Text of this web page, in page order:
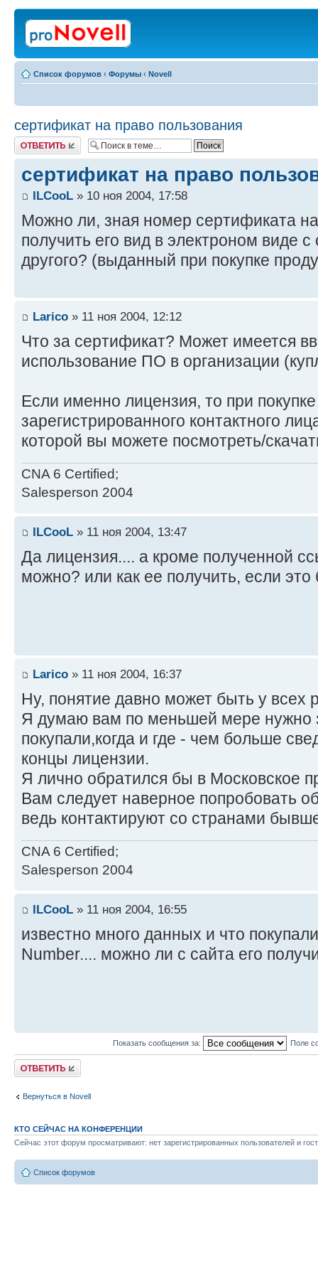
Список форумов ‹ Форумы ‹ Novell
сертификат на право пользования
Ответить
сертификат на право
ILCooL » 10 ноя 2004, 17:58
Можно ли, зная номер сертификата
получить его вид в электроном виде
другого? (выданный при покупке
Larico » 11 ноя 2004, 12:12
Что за сертификат? Может имеется
использование ПО в организации
Если именно лицензия, то при
зарегистрированного контактного
которой вы можете посмотреть/
CNA 6 Certified;
Salesperson 2004
ILCooL » 11 ноя 2004, 13:47
Да лицензия.... а кроме полученной
можно? или как ее получить, если
Larico » 11 ноя 2004, 16:37
Ну, понятие давно может быть у всех
Я думаю вам по меньшей мере нужно
покупали,когда и где - чем больше
концы лицензии.
Я лично обратился бы в Московское
Вам следует наверное попробовать
ведь контактируют со странами
CNA 6 Certified;
Salesperson 2004
ILCooL » 11 ноя 2004, 16:55
известно много данных и что
Number.... можно ли с сайта его
Показать сообщения за: Поле
Ответить
Вернуться в Novell
КТО СЕЙЧАС НА КОНФЕРЕНЦИИ
Сейчас этот форум просматривают: нет зарегистрированных пользователей и
Список форумов